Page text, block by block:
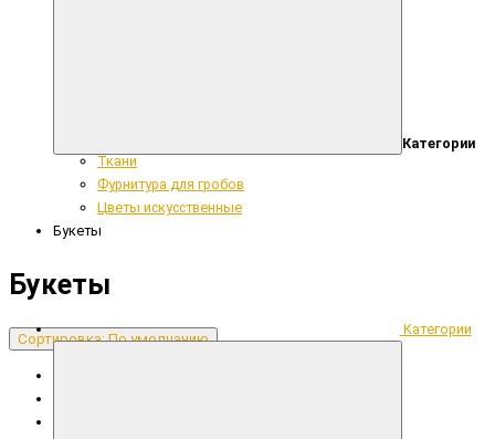
Категории
Категории
Ткани
Фурнитура для гробов
Цветы искусственные
Букеты
Букеты
Сортировка: По умолчанию